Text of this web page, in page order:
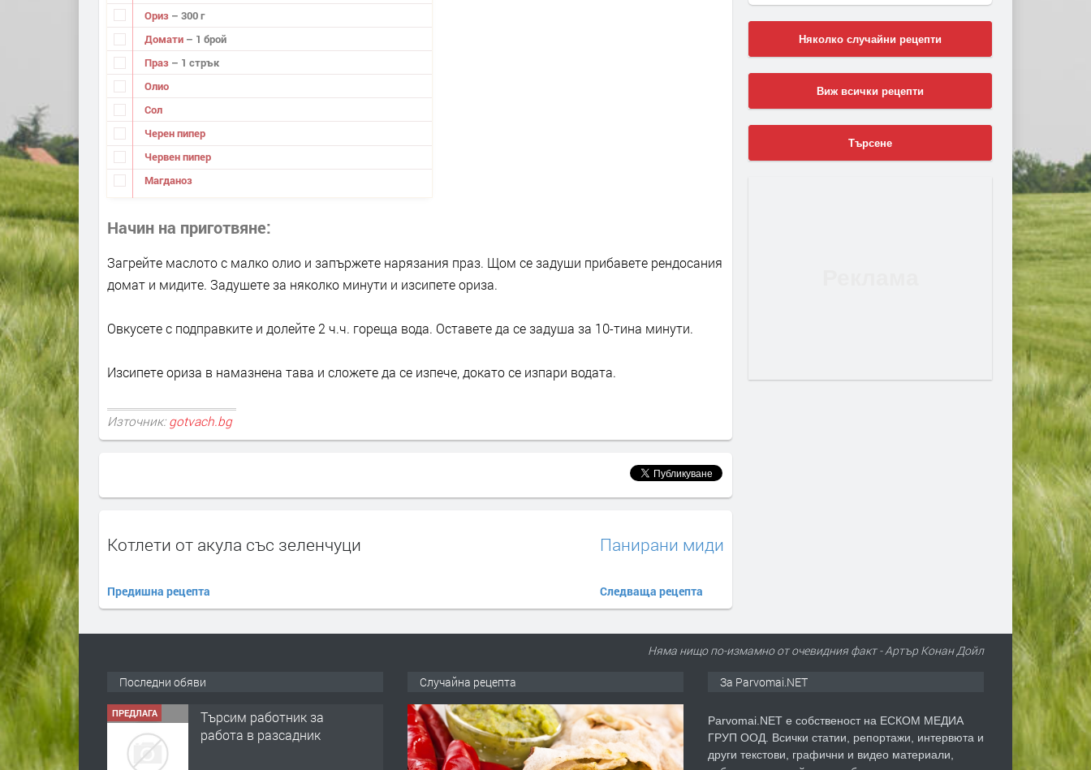
Ориз – 300 г
Домати – 1 брой
Праз – 1 стрък
Олио
Сол
Черен пипер
Червен пипер
Магданоз
Начин на приготвяне
Загрейте маслото с малко олио и запържете нарязания праз. Щом се задуши прибавете рендосания
домат и мидите. Задушете за няколко минути и изсипете ориза.
Овкусете с подправките и долейте 2 ч.ч. гореща вода. Оставете да се задуша за 10-тина минути.
Изсипете ориза в намазнена тава и сложете да се изпече, докато се изпари водата.
Източник: gotvach.bg
Котлети от акула със зеленчуци
Предишна рецепта
Панирани миди
Следваща рецепта
Няколко случайни рецепти
Виж всички рецепти
Търсене
Няма нищо по-измамно от очевидния факт - Артър Конан Дойл
Последни обяви
ПРЕДЛАГА
Търсим работник за
работа в разсадник
Случайна рецепта За Parvomai.NET
Parvomai.NET е собственост на ЕСКОМ МЕДИА
ГРУП ООД. Всички статии, репортажи, интервюта и
други текстови, графични и видео материали,